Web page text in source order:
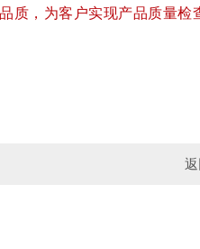
，为客户实现产品质量检